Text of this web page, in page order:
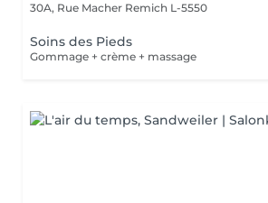
30A, Rue Macher Remich L-5550
Soins des Pieds
Gommage + crème + massage